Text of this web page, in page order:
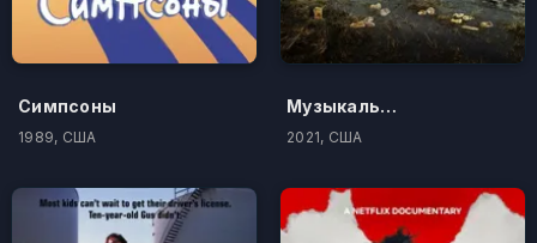
Симпсоны
1989, США
Музыкальная шкатулка. Вудсток 99: Мир, любовь и ярость
2021, США